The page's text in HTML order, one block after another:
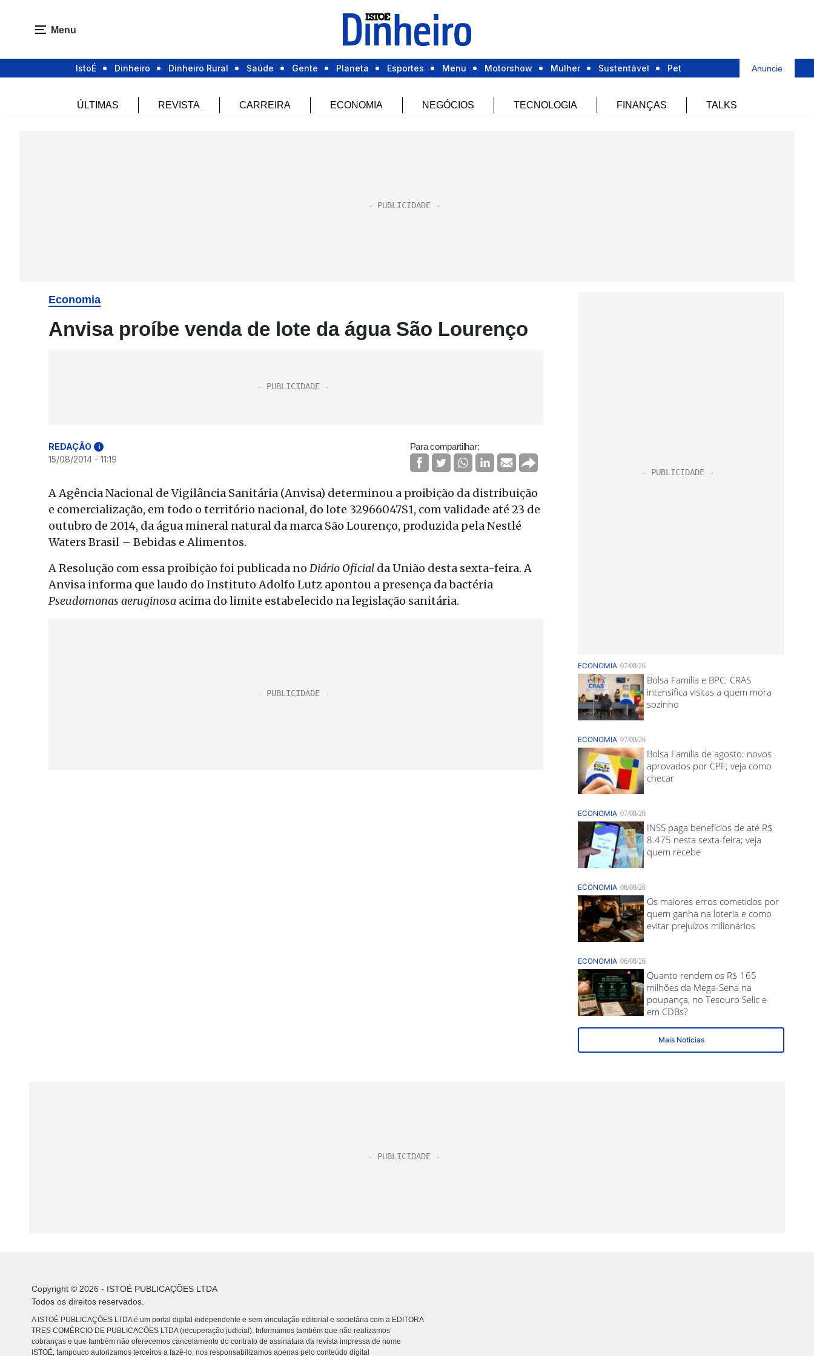
Menu
IstoÉ Dinheiro Dinheiro Rural Saúde Gente Planeta Esportes Menu Motorshow Mulher Sustentável Pet Anuncie
ÚLTIMAS REVISTA CARREIRA ECONOMIA NEGÓCIOS TECNOLOGIA FINANÇAS TALKS
Economia
Anvisa proíbe venda de lote da água São Lourenço
REDAÇÃO i
15/08/2014 - 11:19
Para compartilhar:
A Agência Nacional de Vigilância Sanitária (Anvisa) determinou a proibição da distribuição
e comercialização, em todo o território nacional, do lote 32966047S1, com validade até 23 de
outubro de 2014, da água mineral natural da marca São Lourenço, produzida pela Nestlé
Waters Brasil – Bebidas e Alimentos.
A Resolução com essa proibição foi publicada no Diário Oficial da União desta sexta-feira. A
Anvisa informa que laudo do Instituto Adolfo Lutz apontou a presença da bactéria
Pseudomonas aeruginosa acima do limite estabelecido na legislação sanitária.
Copyright © 2026 - ISTOÉ PUBLICAÇÕES LTDA
Todos os direitos reservados.
A ISTOÉ PUBLICAÇÕES LTDA é um portal digital independente e sem vinculação editorial e societária com a EDITORA
TRES COMÉRCIO DE PUBLICACÕES LTDA (recuperação judicial). Informamos também que não realizamos
cobranças e que também não oferecemos cancelamento do contrato de assinatura da revista impressa de nome
ISTOÉ, tampouco autorizamos terceiros a fazê-lo, nos responsabilizamos apenas pelo conteúdo digital